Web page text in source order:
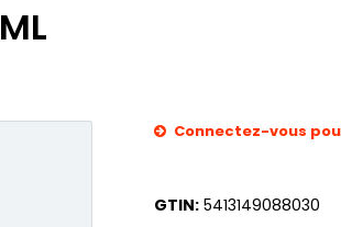
Connectez-vous
GTIN: 5413149088030